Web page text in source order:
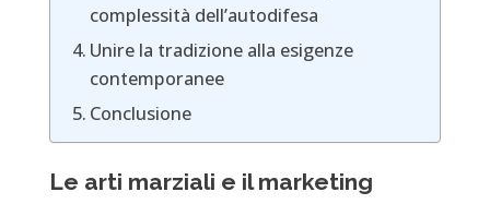
complessità dell’autodifesa
Unire la tradizione alla esigenze
contemporanee
Conclusione
Le arti marziali e il marketing